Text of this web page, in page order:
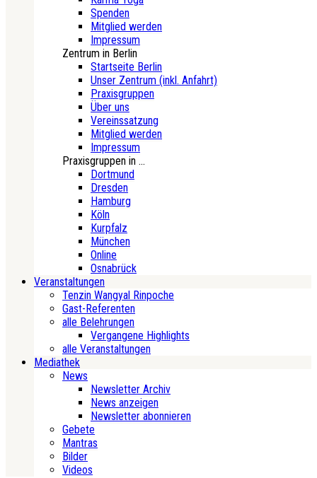
Spenden
Mitglied werden
Impressum
Zentrum in Berlin
Startseite Berlin
Unser Zentrum (inkl. Anfahrt)
Praxisgruppen
Über uns
Vereinssatzung
Mitglied werden
Impressum
Praxisgruppen in ...
Dortmund
Dresden
Hamburg
Köln
Kurpfalz
München
Online
Osnabrück
Veranstaltungen
Tenzin Wangyal Rinpoche
Gast-Referenten
alle Belehrungen
Vergangene Highlights
alle Veranstaltungen
Mediathek
News
Newsletter Archiv
News anzeigen
Newsletter abonnieren
Gebete
Mantras
Bilder
Videos